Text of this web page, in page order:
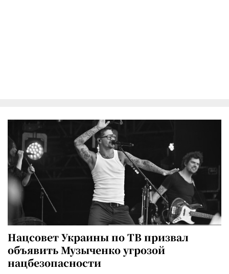
Нацсовет Украины по ТВ призвал
объявить Музыченко угрозой
нацбезопасности